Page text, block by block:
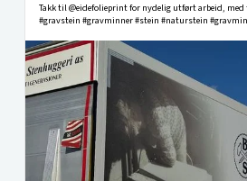
Takk til @eidefolieprint for nydelig utført arbeid,
#gravstein #gravminner #stein #naturstein